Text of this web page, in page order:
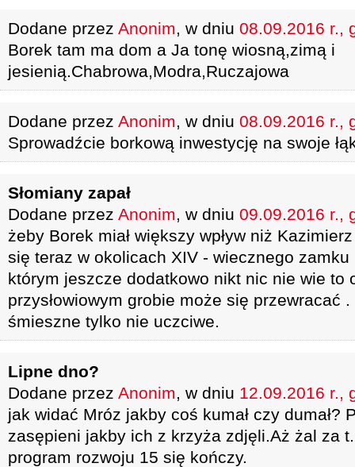
Dodane przez Anonim, w dniu 08.09.2016 r.,
Borek tam ma dom a Ja tonę wiosną,zimą i
jesienią.Chabrowa,Modra,Ruczajowa
Dodane przez Anonim, w dniu 08.09.2016 r.,
Sprowadźcie borkową inwestycję na swoje
Słomiany zapał
Dodane przez Anonim, w dniu 09.09.2016 r.,
żeby Borek miał większy wpływ niż
się teraz w okolicach XIV - wiecznego
którym jeszcze dodatkowo nikt nic nie wie to
przysłowiowym grobie może się przewracać
śmieszne tylko nie uczciwe.
Lipne dno?
Dodane przez Anonim, w dniu 12.09.2016 r.,
jak widać Mróz jakby coś kumał czy dumał?
zasępieni jakby ich z krzyża zdjęli.Aż żal za
program rozwoju 15 się kończy.